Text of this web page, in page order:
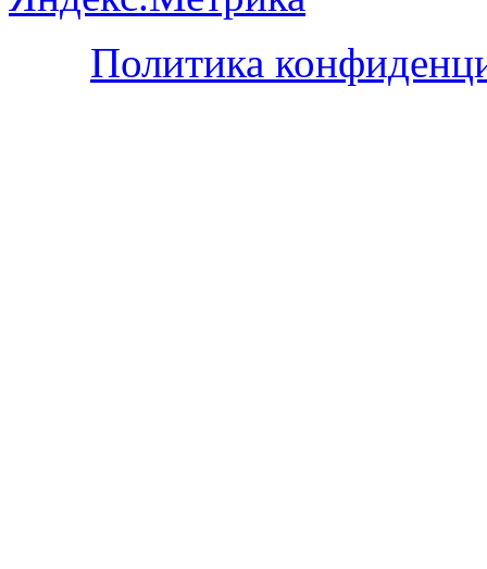
Политика